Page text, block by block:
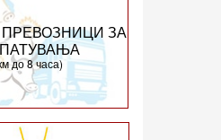
ЗА
до 8 часа)